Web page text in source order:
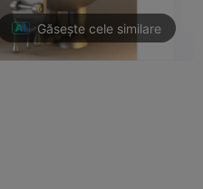
Găsește cele similare